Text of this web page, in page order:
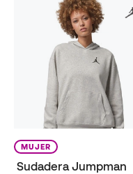
MUJER
Sudadera Jumpman